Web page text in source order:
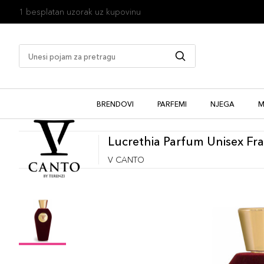
1 besplatan uzorak uz kupovinu
BRENDOVI PARFEMI NJEGA
Lucrethia Parfum Unisex
V CANTO